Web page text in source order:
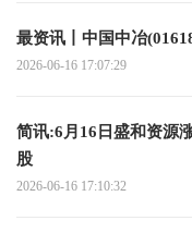
最资讯丨中国中冶
2026-06-16 17:07:29
简讯:6月16日盛和资源
股
2026-06-16 17:10:32